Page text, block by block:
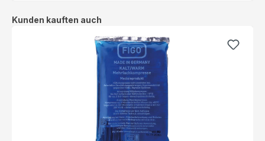
Produktgalerie überspringen
Kunden kauften auch